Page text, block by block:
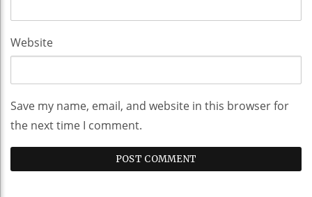
Website
Save my name, email, and website in this browser for
the next time I comment.